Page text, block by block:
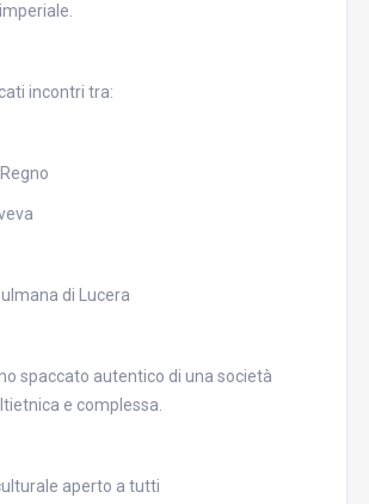
incontri tra:
di Lucera
spaccato autentico di una società
e complessa.
aperto a tutti